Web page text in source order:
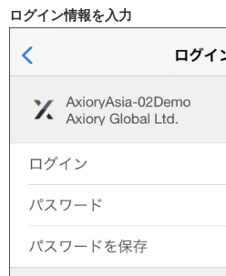
ログイン情報を入力